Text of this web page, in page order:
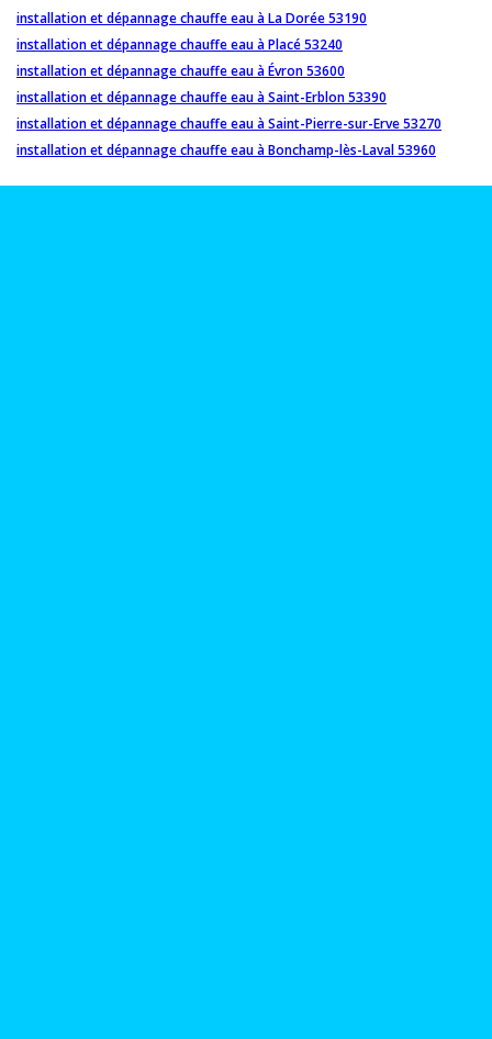
installation et dépannage chauffe eau à La Dorée 53190
installation et dépannage chauffe eau à Placé 53240
installation et dépannage chauffe eau à Évron 53600
installation et dépannage chauffe eau à Saint-Erblon 53390
installation et dépannage chauffe eau à Saint-Pierre-sur-Erve 53270
installation et dépannage chauffe eau à Bonchamp-lès-Laval 53960